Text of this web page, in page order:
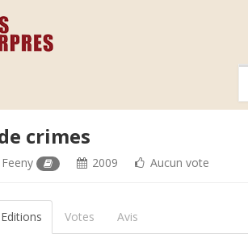
crimes
2009 Aucun vote
Editions Votes Avis